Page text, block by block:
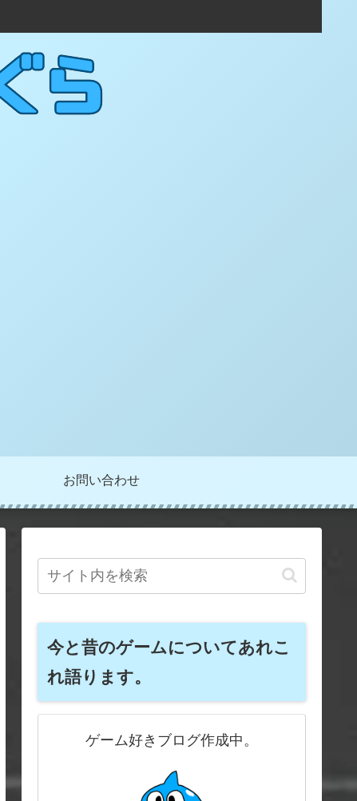
お問い合わせ
今と昔のゲームについてあれこ
れ語ります。
ゲーム好きブログ作成中。